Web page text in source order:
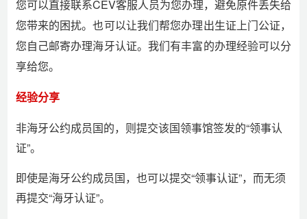
您可以直接联系CEV客服人员为您办理，避免原件丢失给
您带来的困扰。也可以让我们帮您办理出生证上门公证，
您自己邮寄办理海牙认证。我们有丰富的办理经验可以分
享给您。
经验分享
非海牙公约成员国的，则提交该国领事馆签发的“领事认
证”。
即使是海牙公约成员国，也可以提交“领事认证”，而无须
再提交“海牙认证”。